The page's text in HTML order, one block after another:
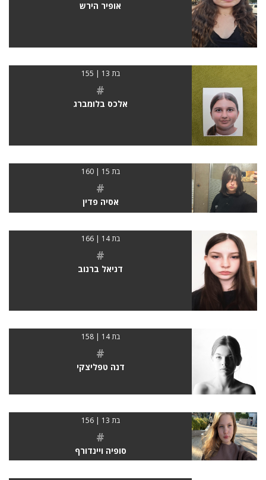
אופיר הירש
בת 13 | 155
#
אלכס בלומברג
בת 15 | 160
#
אסיה פדין
בת 14 | 166
#
דניאל ברנוב
בת 14 | 158
#
דנה טפליצקי
בת 13 | 156
#
סופיה ויינדורף